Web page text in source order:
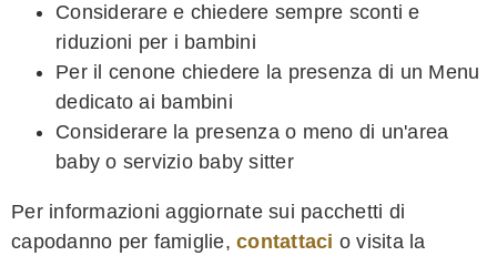
Considerare e chiedere sempre sconti e
riduzioni per i bambini
Per il cenone chiedere la presenza di un Menu
dedicato ai bambini
Considerare la presenza o meno di un'area
baby o servizio baby sitter
Per informazioni aggiornate sui pacchetti di
capodanno per famiglie, contattaci o visita la